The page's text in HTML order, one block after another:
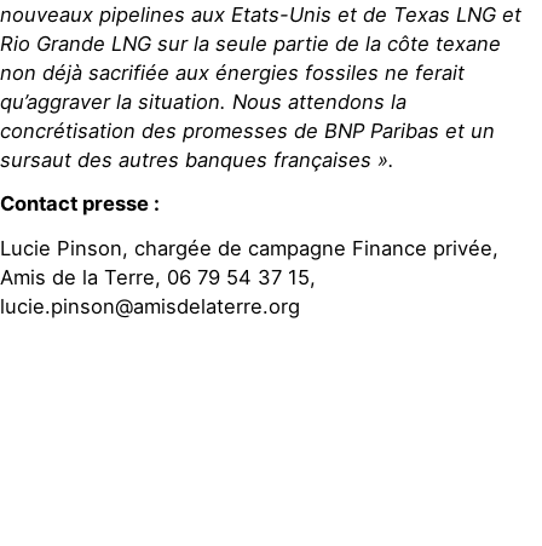
nouveaux pipelines aux Etats-Unis et de Texas LNG et
Rio Grande LNG sur la seule partie de la côte texane
non déjà sacrifiée aux énergies fossiles ne ferait
qu’aggraver la situation. Nous attendons la
concrétisation des promesses de BNP Paribas et un
sursaut des autres banques françaises ».
Contact presse :
Lucie Pinson, chargée de campagne Finance privée,
Amis de la Terre, 06 79 54 37 15,
lucie.pinson@amisdelaterre.org